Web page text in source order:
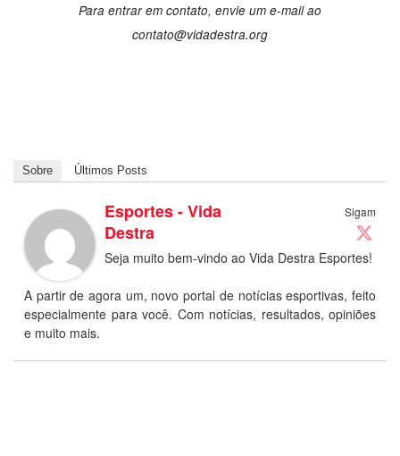
Para entrar em contato, envie um e-mail ao
contato@vidadestra.org
Sobre Últimos Posts
Sigam
Esportes - Vida
Destra
Seja muito bem-vindo ao Vida Destra Esportes!
A partir de agora um, novo portal de notícias esportivas, feito
especialmente para você. Com notícias, resultados, opiniões
e muito mais.